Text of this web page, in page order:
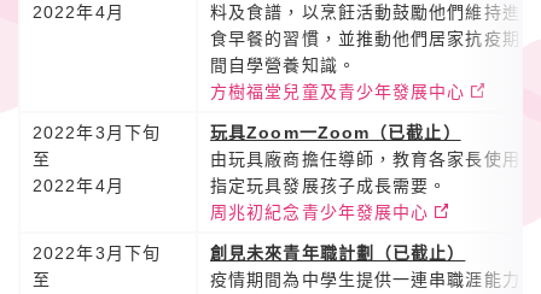
2022年4月
料及食譜，以烹飪活動鼓勵他們維持進
食早餐的習慣，並推動他們居家抗疫期
間自學營養知識。
方樹福堂兒童及青少年發展中心
2022年3月下旬
至
2022年4月
玩具Zoom一Zoom（已截止）
由玩具廠商擔任導師，教育各家長使用
指定玩具發展孩子成長需要。
周兆初紀念青少年發展中心
2022年3月下旬
至
創見未來青年職計劃（已截止）
疫情期間為中學生提供一連串職涯能力